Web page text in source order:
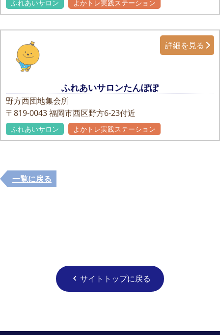
ふれあいサロン よかトレ実践ステーション
ふれあいサロンたんぽぽ
野方西団地集会所
〒819-0043福岡市西区野方6-23付近
詳細を見る
ふれあいサロン よかトレ実践ステーション
一覧に戻る
chevron_left サイトトップに戻る